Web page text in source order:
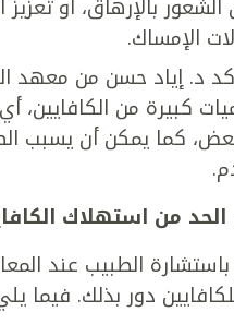
بالإرهاق، أو
الإمساك.
د. إياد حسن من معهد
كما يمكن أن يسبب
من استهلاك
الطبيب عند
دور بذلك. فيما